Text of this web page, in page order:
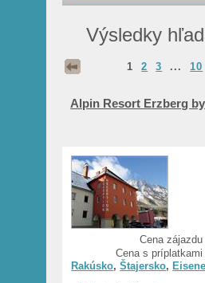
Výsledky
1 2 3 ...10
Alpin Resort Erzberg
Cena zájazdu
Cena s príplatkami
Rakúsko,Štajersko,